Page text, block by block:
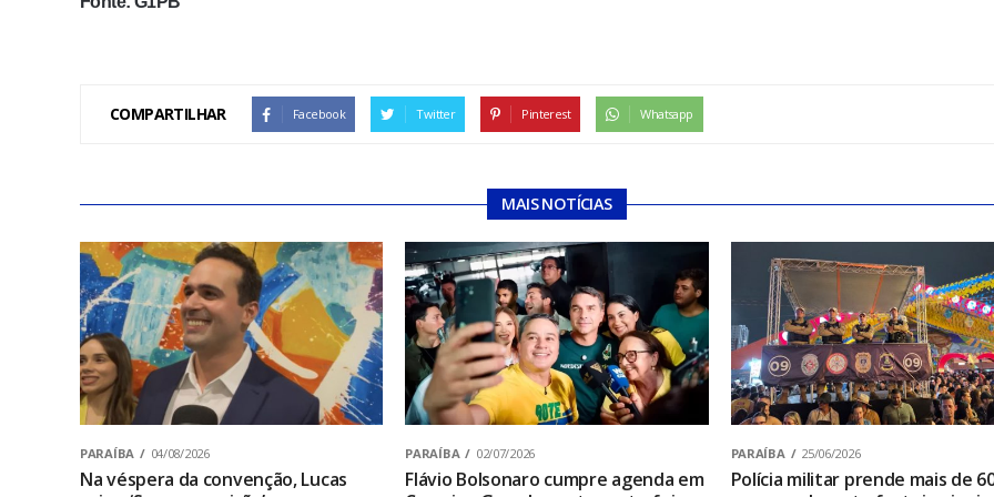
COMPARTILHAR Facebook Twitter Pinterest Whatsapp
MAIS NOTÍCIAS
PARAÍBA 04/08/2026
Na véspera da convenção, Lucas
PARAÍBA 02/07/2026
Flávio Bolsonaro cumpre agenda em
PARAÍBA 25/06/2026
Polícia militar prende mais de